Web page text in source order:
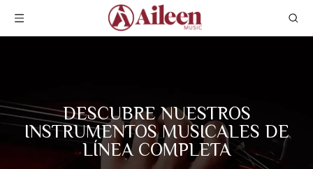
DESCUBRE NUESTROS
INSTRUMENTOS MUSICALES DE
LÍNEA COMPLETA